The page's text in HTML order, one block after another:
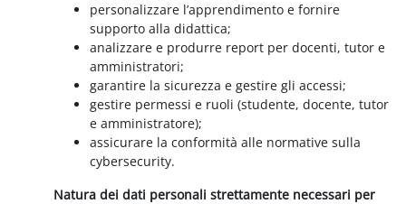
personalizzare l’apprendimento e fornire
supporto alla didattica;
analizzare e produrre report per docenti, tutor e
amministratori;
garantire la sicurezza e gestire gli accessi;
gestire permessi e ruoli (studente, docente, tutor
e amministratore);
assicurare la conformità alle normative sulla
cybersecurity.
Natura dei dati personali strettamente necessari per